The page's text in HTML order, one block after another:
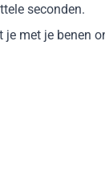
seconden.
met je benen